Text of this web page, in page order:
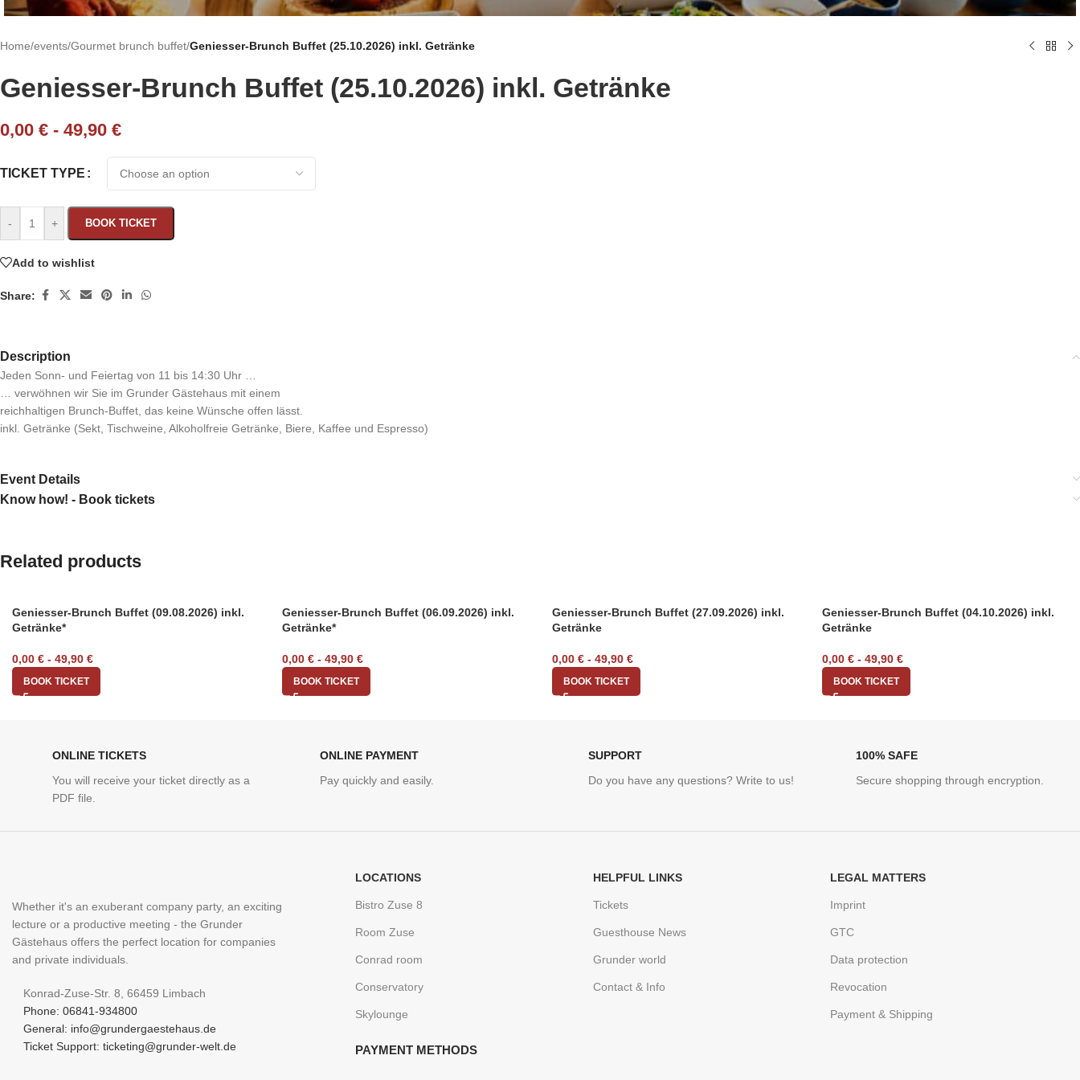
Home/events/Gourmet brunch buffet/Geniesser-Brunch Buffet (25.10.2026) inkl. Getränke
Geniesser-Brunch Buffet (25.10.2026) inkl. Getränke
0,00 € - 49,90 €
TICKET TYPE
- + BOOK TICKET
Add to wishlist
Share:
Description
Jeden Sonn- und Feiertag von 11 bis 14:30 Uhr …
… verwöhnen wir Sie im Grunder Gästehaus mit einem
reichhaltigen Brunch-Buffet, das keine Wünsche offen lässt.
inkl. Getränke (Sekt, Tischweine, Alkoholfreie Getränke, Biere, Kaffee und Espresso)
Event Details
Know how! - Book tickets
Related products
Geniesser-Brunch Buffet (09.08.2026) inkl.
Getränke*
0,00 € - 49,90 €
BOOK TICKET
Geniesser-Brunch Buffet (06.09.2026) inkl.
Getränke*
0,00 € - 49,90 €
BOOK TICKET
Geniesser-Brunch Buffet (27.09.2026) inkl.
Getränke
0,00 € - 49,90 €
BOOK TICKET
Geniesser-Brunch Buffet (04.10.2026) inkl.
Getränke
0,00 € - 49,90 €
BOOK TICKET
ONLINE TICKETS
You will receive your ticket directly as a
PDF file.
ONLINE PAYMENT
Pay quickly and easily.
SUPPORT
Do you have any questions? Write to us!
100% SAFE
Secure shopping through encryption.
Whether it's an exuberant company party, an exciting
lecture or a productive meeting - the Grunder
Gästehaus offers the perfect location for companies
and private individuals.
Konrad-Zuse-Str. 8, 66459 Limbach
Phone: 06841-934800
General: info@grundergaestehaus.de
Ticket Support: ticketing@grunder-welt.de
LOCATIONS
Bistro Zuse 8
Room Zuse
Conrad room
Conservatory
Skylounge
HELPFUL LINKS
Tickets
Guesthouse News
Grunder world
Contact & Info
LEGAL MATTERS
Imprint
GTC
Data protection
Revocation
Payment & Shipping
PAYMENT METHODS